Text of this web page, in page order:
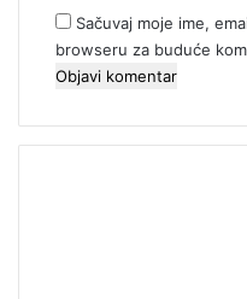
Sačuvaj moje ime,
browseru za buduće